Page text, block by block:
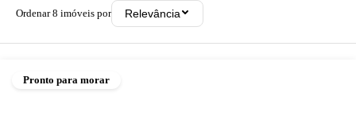
Ordenar8 imóveis por Relevância
Pronto para morar